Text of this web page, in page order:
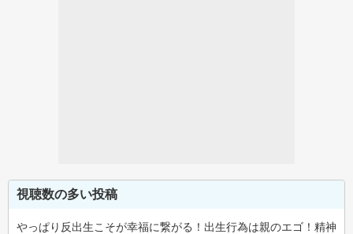
視聴数の多い投稿
やっぱり反出生こそが幸福に繋がる！出生行為は親のエゴ！精神